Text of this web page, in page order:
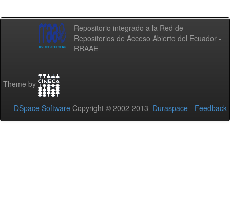
Repositorio integrado a la Red de
Repositorios de Acceso Abierto del Ecuador -
RRAAE
Theme by
DSpace Software Copyright © 2002-2013 Duraspace - Feedback